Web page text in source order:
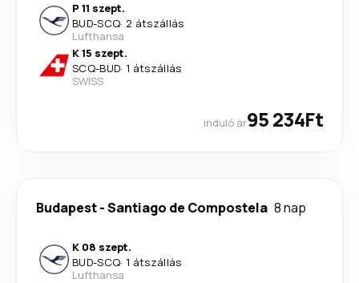
P 11 szept.
BUD-SCQ· 2 átszállás
Lufthansa
K 15 szept.
SCQ-BUD· 1 átszállás
SWISS
induló ár95 234Ft
Budapest-Santiago de Compostela 8 nap
K 08 szept.
BUD-SCQ· 1 átszállás
Lufthansa